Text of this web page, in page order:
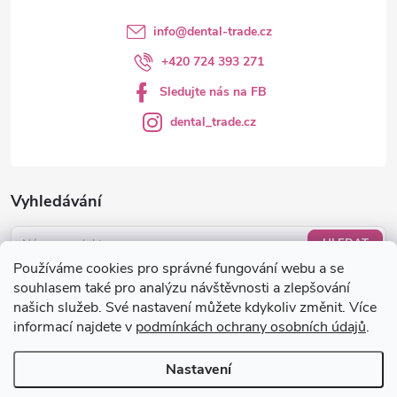
Používáme cookies pro správné fungování webu a se
souhlasem také pro analýzu návštěvnosti a zlepšování
našich služeb. Své nastavení můžete kdykoliv změnit. Více
informací najdete v podmínkách ochrany osobních údajů.
Nastavení
Vyhledávání
HLEDAT
Nákupní košík
0KS /0 KČ
info@dental-trade.cz
+420 724 393 271
Sledujte nás na FB
dental_trade.cz
Copyright 2026dental-trade.cz. Všechna práva vyhrazena.Upravit